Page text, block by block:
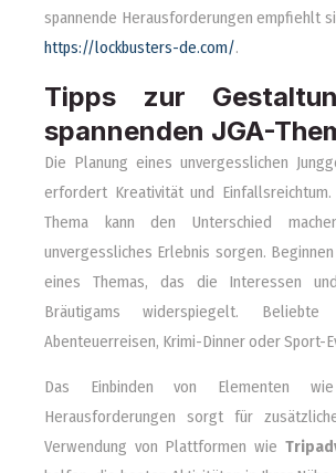
spannende Herausforderungen empfiehlt
https://lockbusters-de.com/.
Tipps zur
spannenden JGA-
Die Planung eines unvergesslichen
erfordert Kreativität und
Thema kann den Unterschied
unvergessliches Erlebnis sorgen.
eines Themas, das die Interessen
Bräutigams widerspiegelt. Beliebte
Abenteuerreisen, Krimi-Dinner oder Sport-
Das Einbinden von Elementen
Herausforderungen sorgt für
Verwendung von Plattformen wie